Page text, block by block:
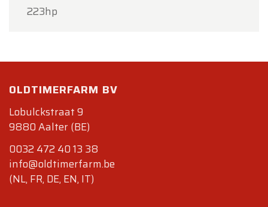
223hp
OLDTIMERFARM BV
Lobulckstraat 9
9880 Aalter (BE)
0032 472 40 13 38
info@oldtimerfarm.be
(NL, FR, DE, EN, IT)